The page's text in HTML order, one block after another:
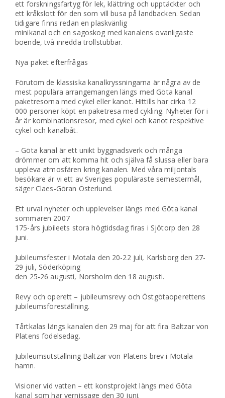
ett forskningsfartyg för lek, klättring och upptäckter och
ett kråkslott för den som vill busa på landbacken. Sedan
tidigare finns redan en plaskvänlig
minikanal och en sagoskog med kanalens ovanligaste
boende, två inredda trollstubbar.
Nya paket efterfrågas
Förutom de klassiska kanalkryssningarna är några av de
mest populära arrangemangen längs med Göta kanal
paketresorna med cykel eller kanot. Hittills har cirka 12
000 personer köpt en paketresa med cykling. Nyheter för i
år är kombinationsresor, med cykel och kanot respektive
cykel och kanalbåt.
– Göta kanal är ett unikt byggnadsverk och många
drömmer om att komma hit och själva få slussa eller bara
uppleva atmosfären kring kanalen. Med våra miljontals
besökare är vi ett av Sveriges populäraste semestermål,
säger Claes-Göran Österlund.
Ett urval nyheter och upplevelser längs med Göta kanal
sommaren 2007
175-års jubileets stora högtidsdag firas i Sjötorp den 28
juni.
Jubileumsfester i Motala den 20-22 juli, Karlsborg den 27-
29 juli, Söderköping
den 25-26 augusti, Norsholm den 18 augusti.
Revy och operett – jubileumsrevy och Östgötaoperettens
jubileumsföreställning.
Tårtkalas längs kanalen den 29 maj för att fira Baltzar von
Platens födelsedag.
Jubileumsutställning Baltzar von Platens brev i Motala
hamn.
Visioner vid vatten – ett konstprojekt längs med Göta
kanal som har vernissage den 30 juni.